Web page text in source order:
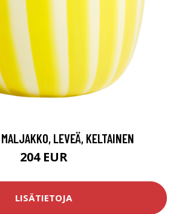
LEVEÄ, KELTAINEN
204 EUR
LISÄTIETOJA